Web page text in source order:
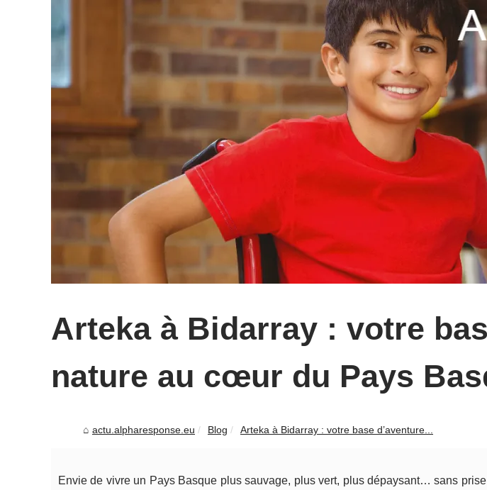
Arteka à Bidarray : votre
nature au cœur du Pays
actu.alpharesponse.eu Blog Arteka à Bidarray : votre base d’aventure...
Envie de vivre un Pays Basque plus sauvage, plus vert, plus dépaysant… sans